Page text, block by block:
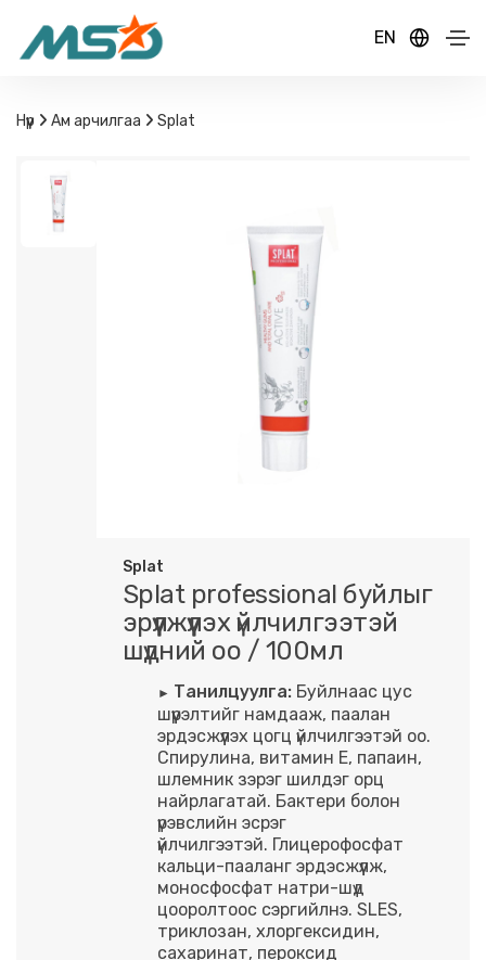
EN
Нүүр Ам арчилгаа Splat
Splat
Splat professional буйлыг
эрүүлжүүлэх үйлчилгээтэй
шүдний оо / 100мл
Танилцуулга:Буйлнаас цус
шүүрэлтийг намдааж, паалан
эрдэсжүүлэх цогц үйлчилгээтэй оо.
Спирулина, витамин Е, папаин,
шлемник зэрэг шилдэг орц
найрлагатай. Бактери болон
үрэвслийн эсрэг
үйлчилгээтэй. Глицерофосфат
кальци-пааланг эрдэсжүүлж,
моносфосфат натри-шүд
цооролтоос сэргийлнэ. SLES,
триклозан, хлоргексидин,
сахаринат, пероксид